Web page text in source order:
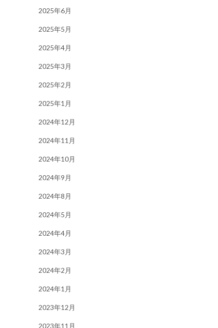
2025年6月
2025年5月
2025年4月
2025年3月
2025年2月
2025年1月
2024年12月
2024年11月
2024年10月
2024年9月
2024年8月
2024年5月
2024年4月
2024年3月
2024年2月
2024年1月
2023年12月
2023年11月